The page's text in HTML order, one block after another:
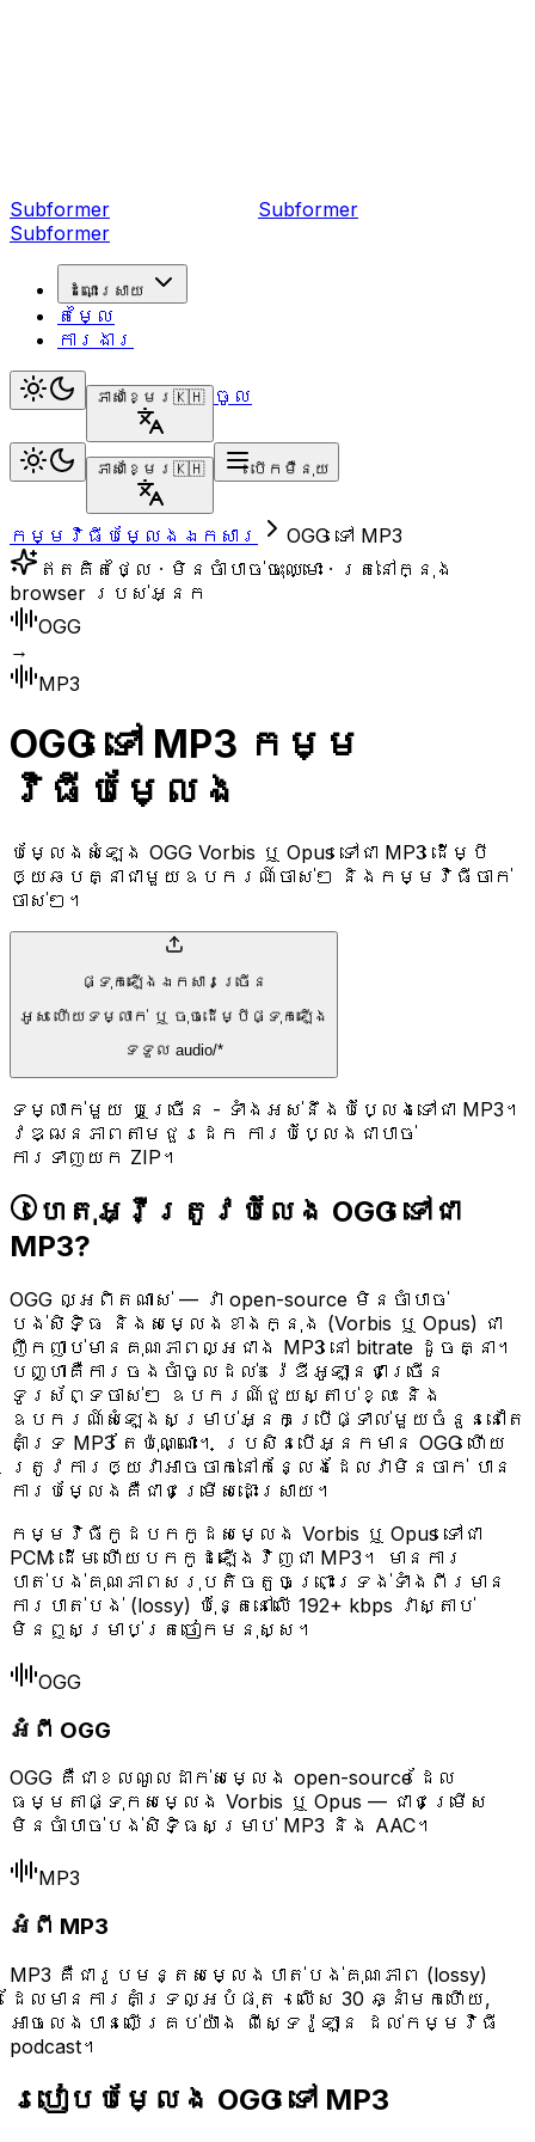
Subformer Subformer
Subformer
ដំណោះស្រាយ
តម្លៃ
ការងារ
ភាសាខ្មែរ 🇰🇭 ចូល
ភាសាខ្មែរ 🇰🇭 បើកម៉ឺនុយ
កម្មវិធីបម្លែងឯកសារ
OGG ទៅ MP3
ឥតគិតថ្លៃ · មិនចាំបាច់ចុះឈ្មោះ · រត់នៅក្នុង
browser របស់អ្នក
OGG
→
MP3
OGG ទៅ MP3 កម្ម
វិធីបម្លែង
បម្លែងសំឡេង OGG Vorbis ឬ Opus ទៅជា MP3 ដើម្បី
ឲ្យឆបគ្នាជាមួយឧបករណ៍ចាស់ៗ និងកម្មវិធីចាក់
ចាស់ៗ។
ផ្ទុកឡើងឯកសារច្រើន
អូស ហើយទម្លាក់ ឬ ចុចដើម្បីផ្ទុកឡើង
ទទួល audio/*
ទម្លាក់មួយ ឬច្រើន - ទាំងអស់នឹងបំប្លែងទៅជា MP3។
វឌ្ឍនភាពតាមជួរដេក ការបំប្លែងជាបាច់
ការទាញយក ZIP។
ហេតុអ្វីត្រូវបំលែង OGG ទៅជា
MP3?
OGG ល្អពិតណាស់ — វា open-source មិនចាំបាច់
បង់សិទិ្ធ និងសម្លេងខាងក្នុង (Vorbis ឬ Opus) ជា
ញឹកញាប់មានគុណភាពល្អជាង MP3 នៅ bitrate ដូចគ្នា។
បញ្ហាគឺការចងចាំចូលដល់៖ រ៉េឌីអូឡានជាច្រើន
ទូរស័ព្ទចាស់ៗ ឧបករណ៍ជួយស្តាប់ខ្លះ និង
ឧបករណ៍សំឡេងសម្រាប់អ្នកប្រើផ្ទាល់មួយចំនួននៅតែ
គាំទ្រ MP3 តែប៉ុណ្ណោះ។ ប្រសិនបើអ្នកមាន OGG ហើយ
ត្រូវការឲ្យវាអាចចាក់នៅកន្លែងដែលវាមិនចាក់ បាន
ការ​បម្លែងគឺជាជម្រើសដោះស្រាយ។
កម្មវិធីកូដបកកូដសម្លេង Vorbis ឬ Opus ទៅជា
PCM ដើម ហើយបកកូដឡើងវិញជា MP3។ មានការ
បាត់បង់គុណភាពសរុបតិចតួចព្រោះទ្រង់ទាំងពីរមាន
ការបាត់បង់ (lossy) ប៉ុន្តែ​នៅលើ 192+ kbps វាស្តាប់
មិនឮសម្រាប់ត្រចៀកមនុស្ស។
OGG
អំពី OGG
OGG គឺជាខលណូលដាក់សម្លេង open-source ដែល
ធម្មតាផ្ទុកសម្លេង Vorbis ឬ Opus — ជាជម្រើស
មិនចាំបាច់បង់សិទិ្ធសម្រាប់ MP3 និង AAC។
MP3
អំពី MP3
MP3 គឺជា​រូបមន្តសម្លេងបាត់បង់គុណភាព (lossy)
ដែលមានការគាំទ្រល្អបំផុត - លើស 30 ឆ្នាំមកហើយ,
អាចលេងបានលើគ្រប់យ៉ាង ពីស្ទេរ៉ូឡាន ដល់កម្មវិធី
podcast។
របៀបបម្លែង OGG ទៅ MP3